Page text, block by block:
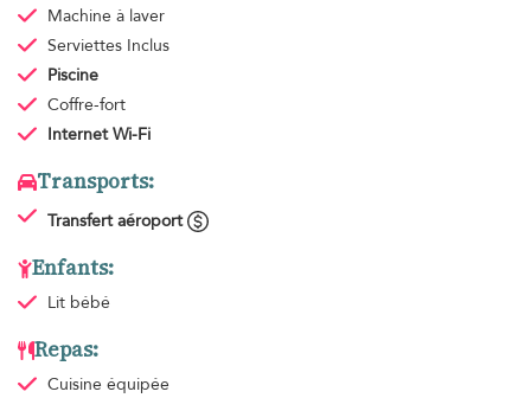
Machine à laver
Serviettes Inclus
Piscine
Coffre-fort
Internet Wi-Fi
Transports:
Transfert aéroport
Enfants:
Lit bébé
Repas:
Cuisine équipée